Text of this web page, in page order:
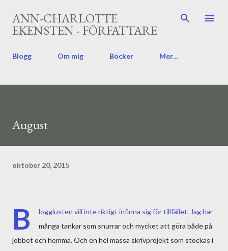
Fortsätt till huvudinnehåll
ANN-CHARLOTTE
EKENSTEN - FÖRFATTARE
Blogg Om mig Böcker Mer…
August
oktober 20, 2015
B
logglusten vill inte riktigt infinna sig för tillfället. Jag har
många tankar som snurrar och mycket att göra både på
jobbet och hemma. Och en hel massa skrivprojekt som stockas i